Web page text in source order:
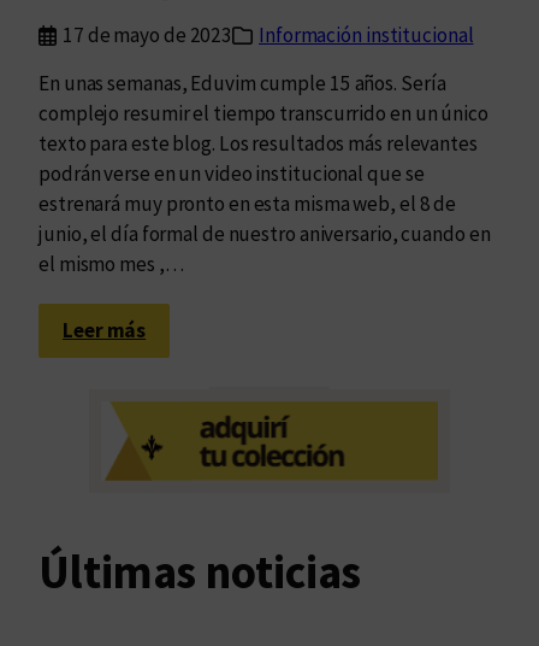
17 de mayo de 2023
Información institucional
En unas semanas, Eduvim cumple 15 años. Sería
complejo resumir el tiempo transcurrido en un único
texto para este blog. Los resultados más relevantes
podrán verse en un video institucional que se
estrenará muy pronto en esta misma web, el 8 de
junio, el día formal de nuestro aniversario, cuando en
el mismo mes ,…
Leer más:
U
d
e
i
Últimas noticias